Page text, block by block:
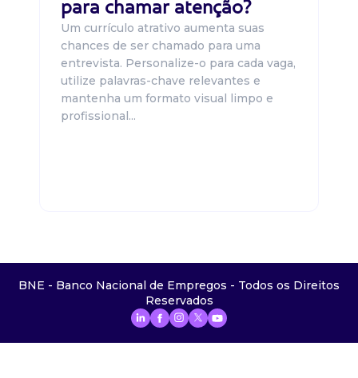
para chamar atenção?
Um currículo atrativo aumenta suas
chances de ser chamado para uma
entrevista. Personalize-o para cada vaga,
utilize palavras-chave relevantes e
mantenha um formato visual limpo e
profissional...
BNE - Banco Nacional de Empregos - Todos os Direitos
Reservados